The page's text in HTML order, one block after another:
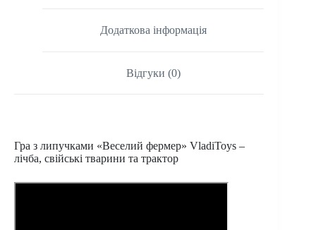
Додаткова інформація
Відгуки (0)
Гра з липучками «Веселий фермер» VladiToys –
лічба, свійські тварини та трактор